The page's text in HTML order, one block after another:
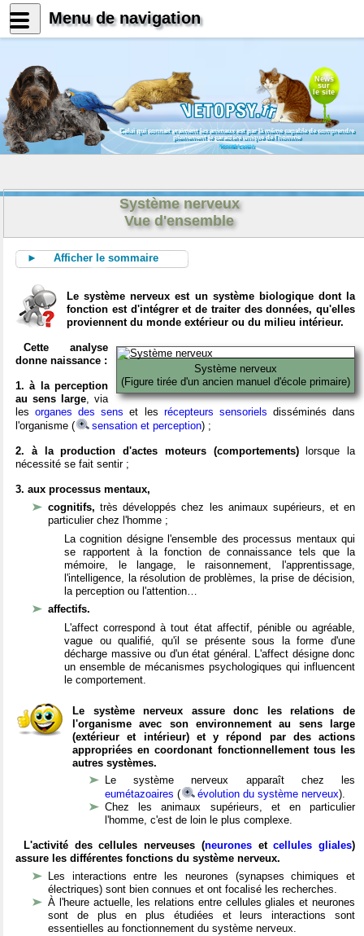
News
sur
le site
Celui qui connait vraiment les animaux est par là même capable de comprendre
pleinement le caractère unique de l'homme
Konrad Lorenz
Système nerveux
Vue d'ensemble
► Afficher le sommaire
Le système nerveux est un système biologique dont la
fonction est d'intégrer et de traiter des données, qu'elles
proviennent du monde extérieur ou du milieu intérieur.
Système nerveux
(Figure tirée d'un ancien manuel d'école primaire)
Cette analyse
donne naissance :
1. à la perception
au sens large, via
lesorganes des sens et les récepteurs sensoriels disséminés dans
l'organisme (
sensation et perception) ;
2. à la production d'actes moteurs (comportements)lorsque la
nécessité se fait sentir ;
3. aux processus mentaux,
cognitifs,très développés chez les animaux supérieurs, et en
particulier chez l'homme ;
La cognition désigne l'ensemble des processus mentaux qui
se rapportent à la fonction de connaissance tels que la
mémoire, le langage, le raisonnement, l'apprentissage,
l'intelligence, la résolution de problèmes, la prise de décision,
la perception ou l'attention…
affectifs.
L'affect correspond à tout état affectif, pénible ou agréable,
vague ou qualifié, qu'il se présente sous la forme d'une
décharge massive ou d'un état général. L'affect désigne donc
un ensemble de mécanismes psychologiques qui influencent
le comportement.
Le système nerveux assure donc les relations de
l'organisme avec son environnement au sens large
(extérieur et intérieur) et y répond par des actions
appropriées en coordonant fonctionnellement tous les
autres systèmes.
Le système nerveux apparaît chez les
eumétazoaires ( évolution du système nerveux).
Chez les animaux supérieurs, et en particulier
l'homme, c'est de loin le plus complexe.
L'activité des cellules nerveuses (neuronesetcellules gliales)
assure les différentes fonctions du système nerveux.
Les interactions entre les neurones (synapses chimiques et
électriques) sont bien connues et ont focalisé les recherches.
À l'heure actuelle, les relations entre cellules gliales et neurones
sont de plus en plus étudiées et leurs interactions sont
essentielles au fonctionnement du système nerveux.
Menu de navigation